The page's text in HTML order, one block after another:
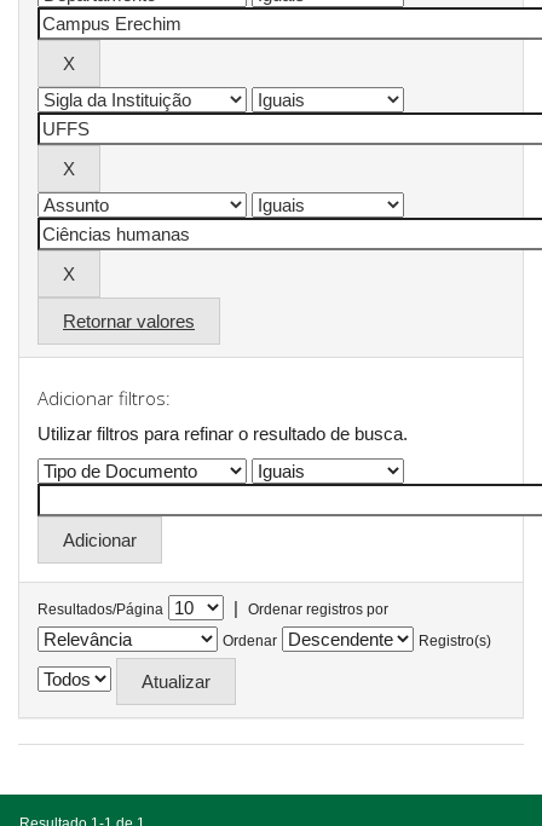
Retornar valores
Adicionar filtros:
Utilizar filtros para refinar o resultado de busca.
Resultados/Página |
Ordenar registros por
Ordenar
Registro(s)